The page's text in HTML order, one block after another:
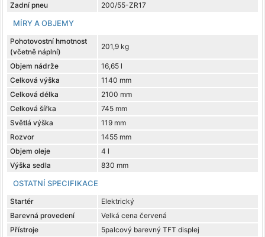
Zadní pneu 200/55-ZR17
MÍRY A OBJEMY
Pohotovostní hmotnost
(včetně náplní)
201,9 kg
Objem nádrže
16,65 l
Celková výška
1140 mm
Celková délka
2100 mm
Celková šířka
745 mm
Světlá výška
119 mm
Rozvor
1455 mm
Objem oleje
4 l
Výška sedla
830 mm
OSTATNÍ SPECIFIKACE
Startér
Elektrický
Barevná provedení
Velká cena červená
Přístroje
5palcový barevný TFT displej